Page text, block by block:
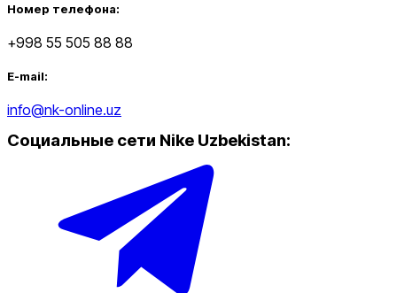
Номер телефона:
+998 55 505 88 88
E-mail:
info@nk-online.uz
Социальные сети Nike Uzbekistan: